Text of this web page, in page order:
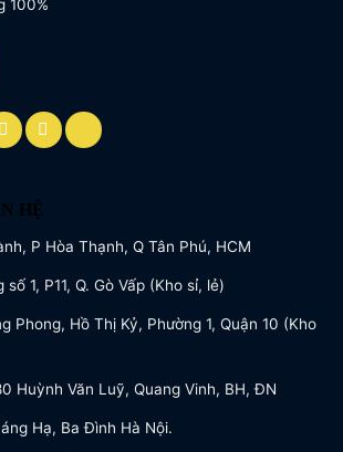
100%
HỆ
P Hòa Thạnh, Q Tân Phú, HCM
1, P11, Q. Gò Vấp (Kho sỉ, lẻ)
Phong, Hồ Thị Kỷ, Phường 1, Quận 10 (Kho
Huỳnh Văn Luỹ, Quang Vinh, BH, ĐN
Hạ, Ba Đình Hà Nội.